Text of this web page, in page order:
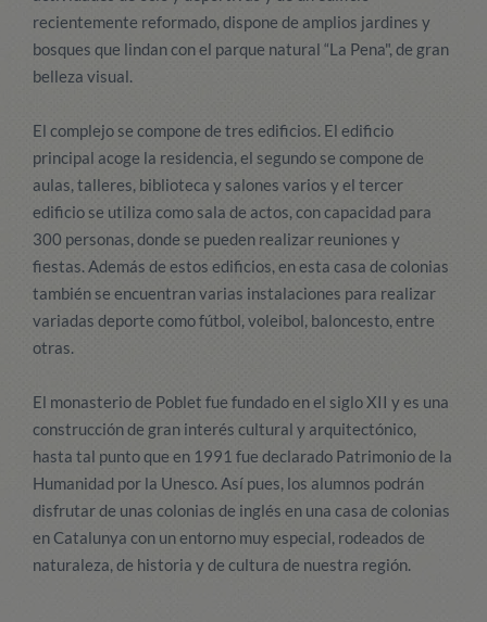
recientemente reformado, dispone de amplios jardines y
bosques que lindan con el parque natural “La Pena", de gran
belleza visual.
El complejo se compone de tres edificios. El edificio
principal acoge la residencia, el segundo se compone de
aulas, talleres, biblioteca y salones varios y el tercer
edificio se utiliza como sala de actos, con capacidad para
300 personas, donde se pueden realizar reuniones y
fiestas. Además de estos edificios, en esta casa de colonias
también se encuentran varias instalaciones para realizar
variadas deporte como fútbol, voleibol, baloncesto, entre
otras.
El monasterio de Poblet fue fundado en el siglo XII y es una
construcción de gran interés cultural y arquitectónico,
hasta tal punto que en 1991 fue declarado Patrimonio de la
Humanidad por la Unesco. Así pues, los alumnos podrán
disfrutar de unas colonias de inglés en una casa de colonias
en Catalunya con un entorno muy especial, rodeados de
naturaleza, de historia y de cultura de nuestra región.